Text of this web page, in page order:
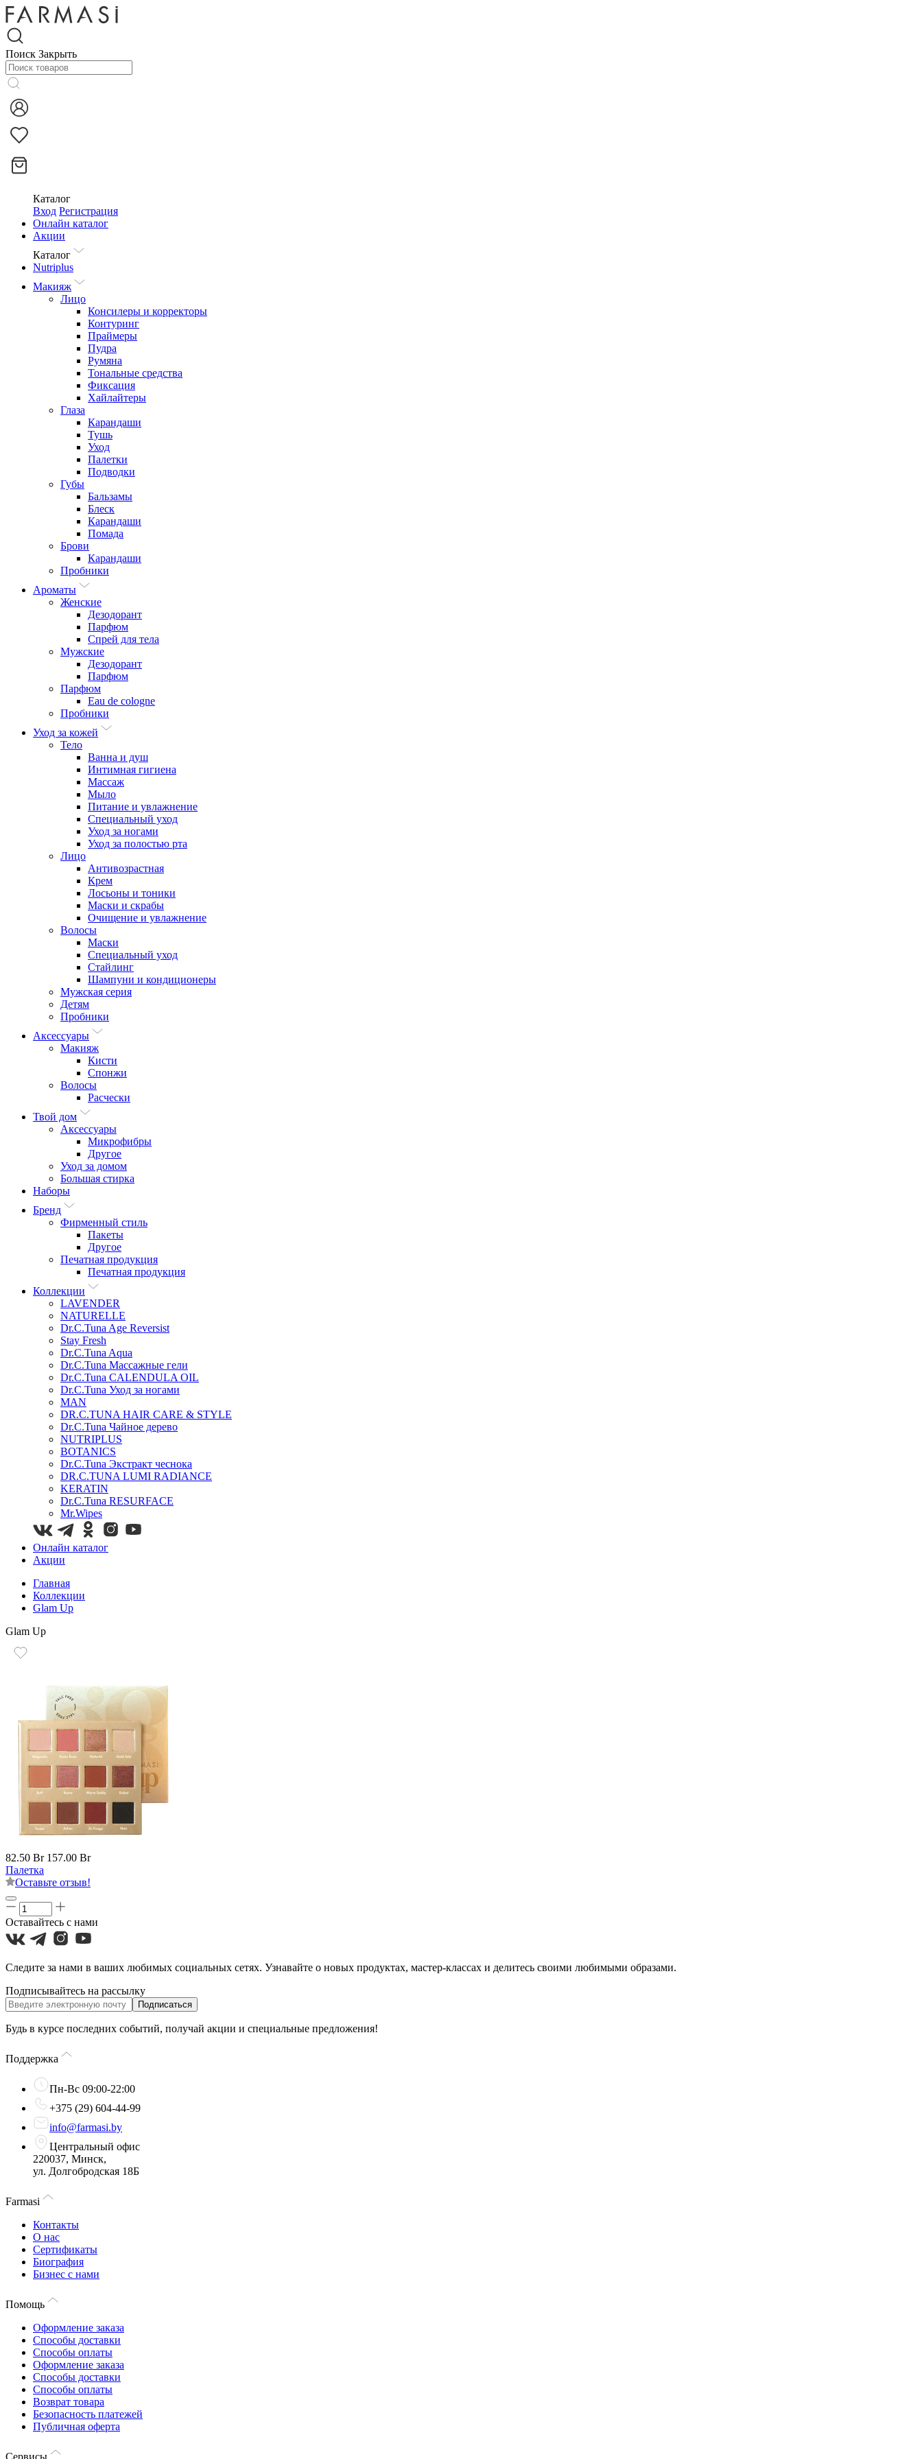
Поиск Закрыть
Каталог
Вход Регистрация
Онлайн каталог
Акции
Каталог
Nutriplus
Макияж
Лицо
Консилеры и корректоры
Контуринг
Праймеры
Пудра
Румяна
Тональные средства
Фиксация
Хайлайтеры
Глаза
Карандаши
Тушь
Уход
Палетки
Подводки
Губы
Бальзамы
Блеск
Карандаши
Помада
Брови
Карандаши
Пробники
Ароматы
Женские
Дезодорант
Парфюм
Спрей для тела
Мужские
Дезодорант
Парфюм
Парфюм
Eau de cologne
Пробники
Уход за кожей
Тело
Ванна и душ
Интимная гигиена
Массаж
Мыло
Питание и увлажнение
Специальный уход
Уход за ногами
Уход за полостью рта
Лицо
Антивозрастная
Крем
Лосьоны и тоники
Маски и скрабы
Очищение и увлажнение
Волосы
Маски
Специальный уход
Стайлинг
Шампуни и кондиционеры
Мужская серия
Детям
Пробники
Аксессуары
Макияж
Кисти
Спонжи
Волосы
Расчески
Твой дом
Аксессуары
Микрофибры
Другое
Уход за домом
Большая стирка
Наборы
Бренд
Фирменный стиль
Пакеты
Другое
Печатная продукция
Печатная продукция
Коллекции
LAVENDER
NATURELLE
Dr.C.Tuna Age Reversist
Stay Fresh
Dr.C.Tuna Aqua
Dr.C.Tuna Массажные гели
Dr.C.Tuna CALENDULA OIL
Dr.C.Tuna Уход за ногами
MAN
DR.C.TUNA HAIR CARE & STYLE
Dr.C.Tuna Чайное дерево
NUTRIPLUS
BOTANICS
Dr.C.Tuna Экстракт чеснока
DR.C.TUNA LUMI RADIANCE
KERATIN
Dr.C.Tuna RESURFACE
Mr.Wipes
Онлайн каталог
Акции
Главная
Коллекции
Glam Up
Glam Up
82.50 Br 157.00 Br
Палетка
Оставьте отзыв!
Оставайтесь с нами
Следите за нами в ваших любимых социальных сетях. Узнавайте о новых продуктах, мастер-классах и делитесь своими любимыми образами.
Подписывайтесь на рассылку
Подписаться
Будь в курсе последних событий, получай акции и специальные предложения!
Поддержка
Пн-Вс 09:00-22:00
+375 (29) 604-44-99
info@farmasi.by
Центральный офис
220037, Минск,
ул. Долгобродская 18Б
Farmasi
Контакты
О нас
Сертификаты
Биография
Бизнес с нами
Помощь
Оформление заказа
Способы доставки
Способы оплаты
Оформление заказа
Способы доставки
Способы оплаты
Возврат товара
Безопасность платежей
Публичная оферта
Сервисы